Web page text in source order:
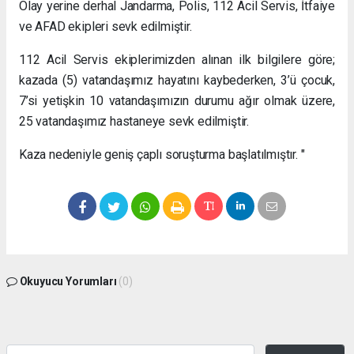
Olay yerine derhal Jandarma, Polis, 112 Acil Servis, İtfaiye
ve AFAD ekipleri sevk edilmiştir.
112 Acil Servis ekiplerimizden alınan ilk bilgilere göre;
kazada (5) vatandaşımız hayatını kaybederken, 3’ü çocuk,
7’si yetişkin 10 vatandaşımızın durumu ağır olmak üzere,
25 vatandaşımız hastaneye sevk edilmiştir.
Kaza nedeniyle geniş çaplı soruşturma başlatılmıştır. "
Okuyucu Yorumları (0)